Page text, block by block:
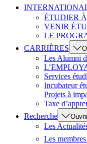
ÉTUDIER
VENIR
LE
CARRIÈRES
Les Alumni
Services
Incubateur
Projets à
Taxe
Recherche
Les
Les